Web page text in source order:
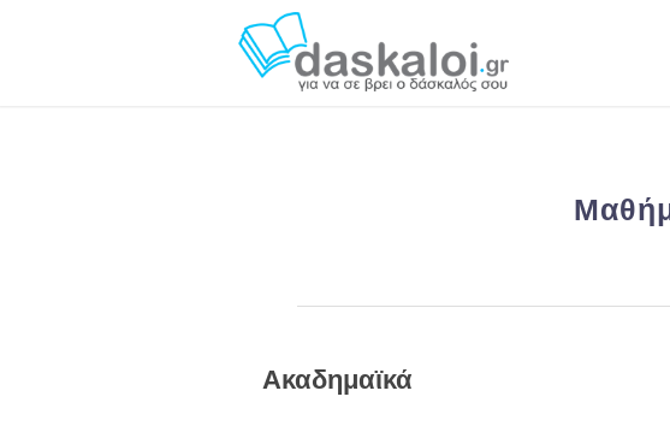
Ακαδημαϊκά